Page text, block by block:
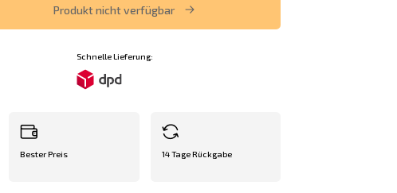
Produkt nicht verfügbar
Schnelle Lieferung:
Bester Preis 14 Tage Rückgabe